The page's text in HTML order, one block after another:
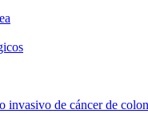
invasivo de cáncer de colon